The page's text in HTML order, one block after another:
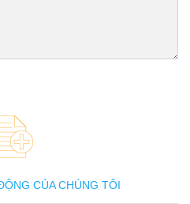
CỦA CHÚNG TÔI